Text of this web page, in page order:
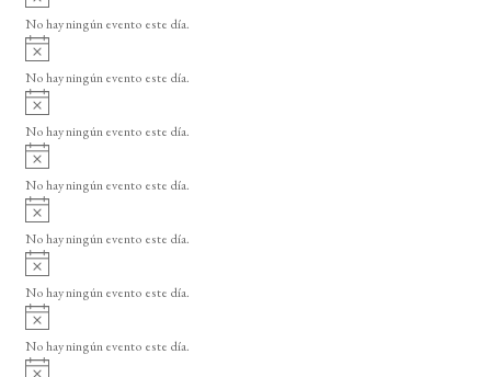
o
v
i
o
No hay ningún evento este día.
A
v
i
o
No hay ningún evento este día.
A
v
i
o
No hay ningún evento este día.
A
v
i
o
No hay ningún evento este día.
A
v
i
o
No hay ningún evento este día.
A
v
i
o
No hay ningún evento este día.
A
v
i
No hay ningún evento este día.
A